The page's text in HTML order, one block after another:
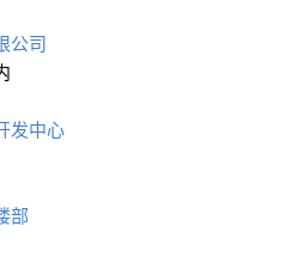
公司
发中心
部